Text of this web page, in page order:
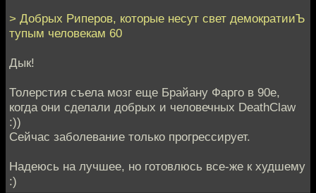
> Добрых Риперов, которые несут свет демократииЪ
тупым человекам 60
Дык!
Толерстия съела мозг еще Брайану Фарго в 90е,
когда они сделали добрых и человечных DeathClaw
:))
Сейчас заболевание только прогрессирует.
Надеюсь на лучшее, но готовлюсь все-же к худшему
:)